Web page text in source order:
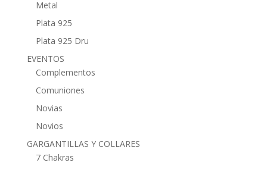
Metal
Plata 925
Plata 925 Dru
EVENTOS
Complementos
Comuniones
Novias
Novios
GARGANTILLAS Y COLLARES
7 Chakras